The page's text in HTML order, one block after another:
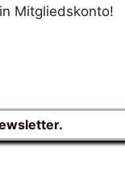
Mitgliedskonto!